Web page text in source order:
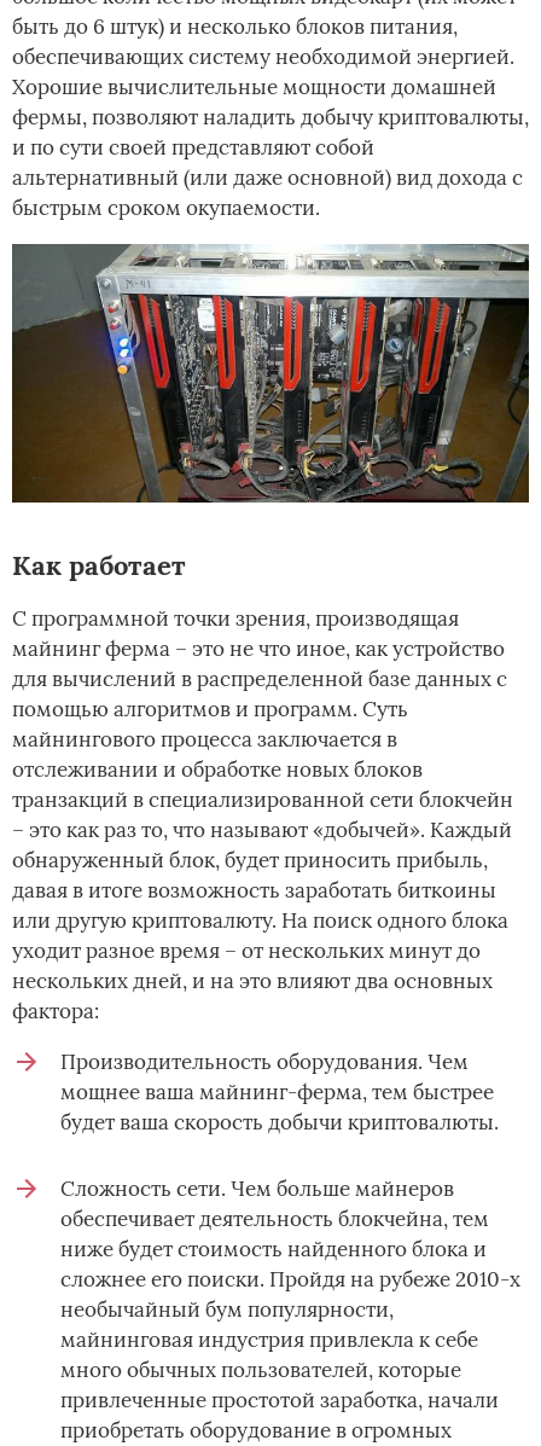
быть до 6 штук) и несколько блоков питания,
обеспечивающих систему необходимой энергией.
Хорошие вычислительные мощности домашней
фермы, позволяют наладить добычу криптовалюты,
и по сути своей представляют собой
альтернативный (или даже основной) вид дохода с
быстрым сроком окупаемости.
Как работает
С программной точки зрения, производящая
майнинг ферма – это не что иное, как устройство
для вычислений в распределенной базе данных с
помощью алгоритмов и программ. Суть
майнингового процесса заключается в
отслеживании и обработке новых блоков
транзакций в специализированной сети блокчейн
– это как раз то, что называют «добычей». Каждый
обнаруженный блок, будет приносить прибыль,
давая в итоге возможность заработать биткоины
или другую криптовалюту. На поиск одного блока
уходит разное время – от нескольких минут до
нескольких дней, и на это влияют два основных
фактора:
Производительность оборудования. Чем
мощнее ваша майнинг-ферма, тем быстрее
будет ваша скорость добычи криптовалюты.
Сложность сети. Чем больше майнеров
обеспечивает деятельность блокчейна, тем
ниже будет стоимость найденного блока и
сложнее его поиски. Пройдя на рубеже 2010-х
необычайный бум популярности,
майнинговая индустрия привлекла к себе
много обычных пользователей, которые
привлеченные простотой заработка, начали
приобретать оборудование в огромных